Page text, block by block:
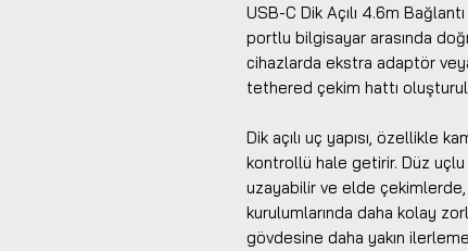
USB-C Dik Açılı 4.6m
portlu bilgisayar arasında
cihazlarda ekstra adaptör
tethered çekim hattı
Dik açılı uç yapısı, özellikle
kontrollü hale getirir. Düz
uzayabilir ve elde
kurulumlarında daha kolay
gövdesine daha yakın